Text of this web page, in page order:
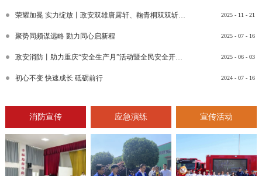
2025 - 11 - 21
荣耀加冕 实力绽放丨政安双雄唐露轩、鞠青桐双双斩获“渝消蓝盾讲师团金牌讲师”比武竞赛决赛大奖
2025 - 07 - 16
聚势同频谋远略 勠力同心启新程
2025 - 06 - 03
政安消防丨助力重庆“安全生产月”活动暨全民安全开放日活动
2024 - 07 - 16
初心不变 快速成长 砥砺前行
消防宣传 应急演练 宣传活动